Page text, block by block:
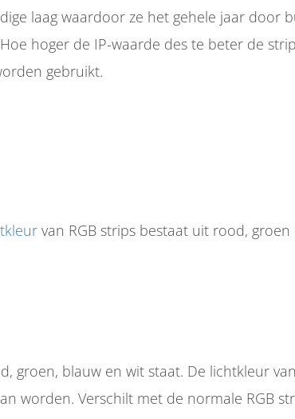
laag waardoor ze het gehele jaar door
hoger de IP-waarde des te beter de
gebruikt.
van RGB strips bestaat uit rood,
groen, blauw en wit staat. De lichtkleur
worden. Verschilt met de normale RGB